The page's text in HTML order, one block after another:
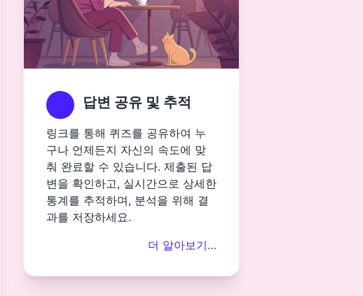
답변 공유 및 추적
링크를 통해 퀴즈를 공유하여 누
구나 언제든지 자신의 속도에 맞
춰 완료할 수 있습니다. 제출된 답
변을 확인하고, 실시간으로 상세한
통계를 추적하며, 분석을 위해 결
과를 저장하세요.
더 알아보기…